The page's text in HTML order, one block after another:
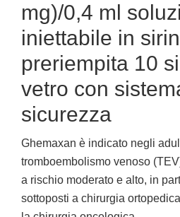
mg)/0,4 ml
iniettabile in
preriempita 10
vetro con
sicurezza
Ghemaxan è indicato negli
tromboembolismo venoso
a rischio moderato e alto, in
sottoposti a chirurgia